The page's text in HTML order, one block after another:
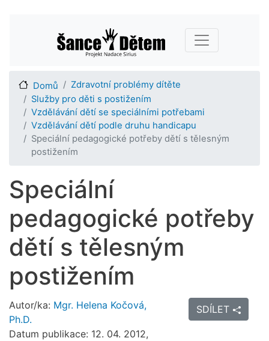
hlavnímu
obsahu
Main navigation
Domů
Zdravotní problémy dítěte
Služby pro děti s postižením
Vzdělávání dětí se speciálními potřebami
Vzdělávání dětí podle druhu handicapu
Speciální pedagogické potřeby dětí s tělesným
postižením
Speciální
pedagogické potřeby
dětí s tělesným
postižením
Autor/ka: Mgr. Helena Kočová,
Ph.D.
Datum publikace: 12. 04. 2012,
SDÍLET